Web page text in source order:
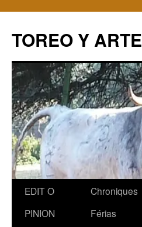
TOREO Y ARTE
Aller
EDIT O
PINION
Chroniques
Férias